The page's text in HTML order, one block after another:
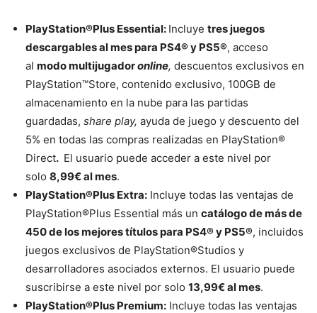
PlayStation®Plus Essential: Incluye tres juegos
descargables al mes para PS4® y PS5®, acceso
al modo multijugadoronline, descuentos exclusivos en
PlayStation™Store, contenido exclusivo, 100GB de
almacenamiento en la nube para las partidas
guardadas, share play, ayuda de juego y descuento del
5% en todas las compras realizadas en PlayStation®
Direct. El usuario puede acceder a este nivel por
solo 8,99€ al mes.
PlayStation®Plus Extra: Incluye todas las ventajas de
PlayStation®Plus Essential más un catálogo de más de
450 de los mejores títulos para PS4® y PS5®, incluidos
juegos exclusivos de PlayStation®Studios y
desarrolladores asociados externos. El usuario puede
suscribirse a este nivel por solo 13,99€ al mes.
PlayStation®Plus Premium: Incluye todas las ventajas